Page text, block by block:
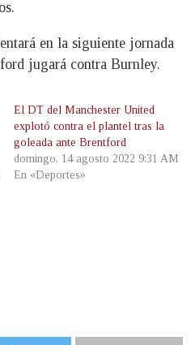
en la siguiente jornada
jugará contra Burnley.
El DT del Manchester United
explotó contra el plantel tras la
goleada ante Brentford
domingo, 14 agosto 2022 9:31 AM
En «Deportes»